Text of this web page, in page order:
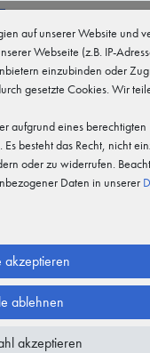
0
auf unserer Website und
Webseite (z.B. IP-
einzubinden oder
gesetzte Cookies. Wir
aufgrund eines berechtigten
besteht das Recht, nicht
oder zu widerrufen.
Daten in unserer
akzeptieren
ablehnen
akzeptieren